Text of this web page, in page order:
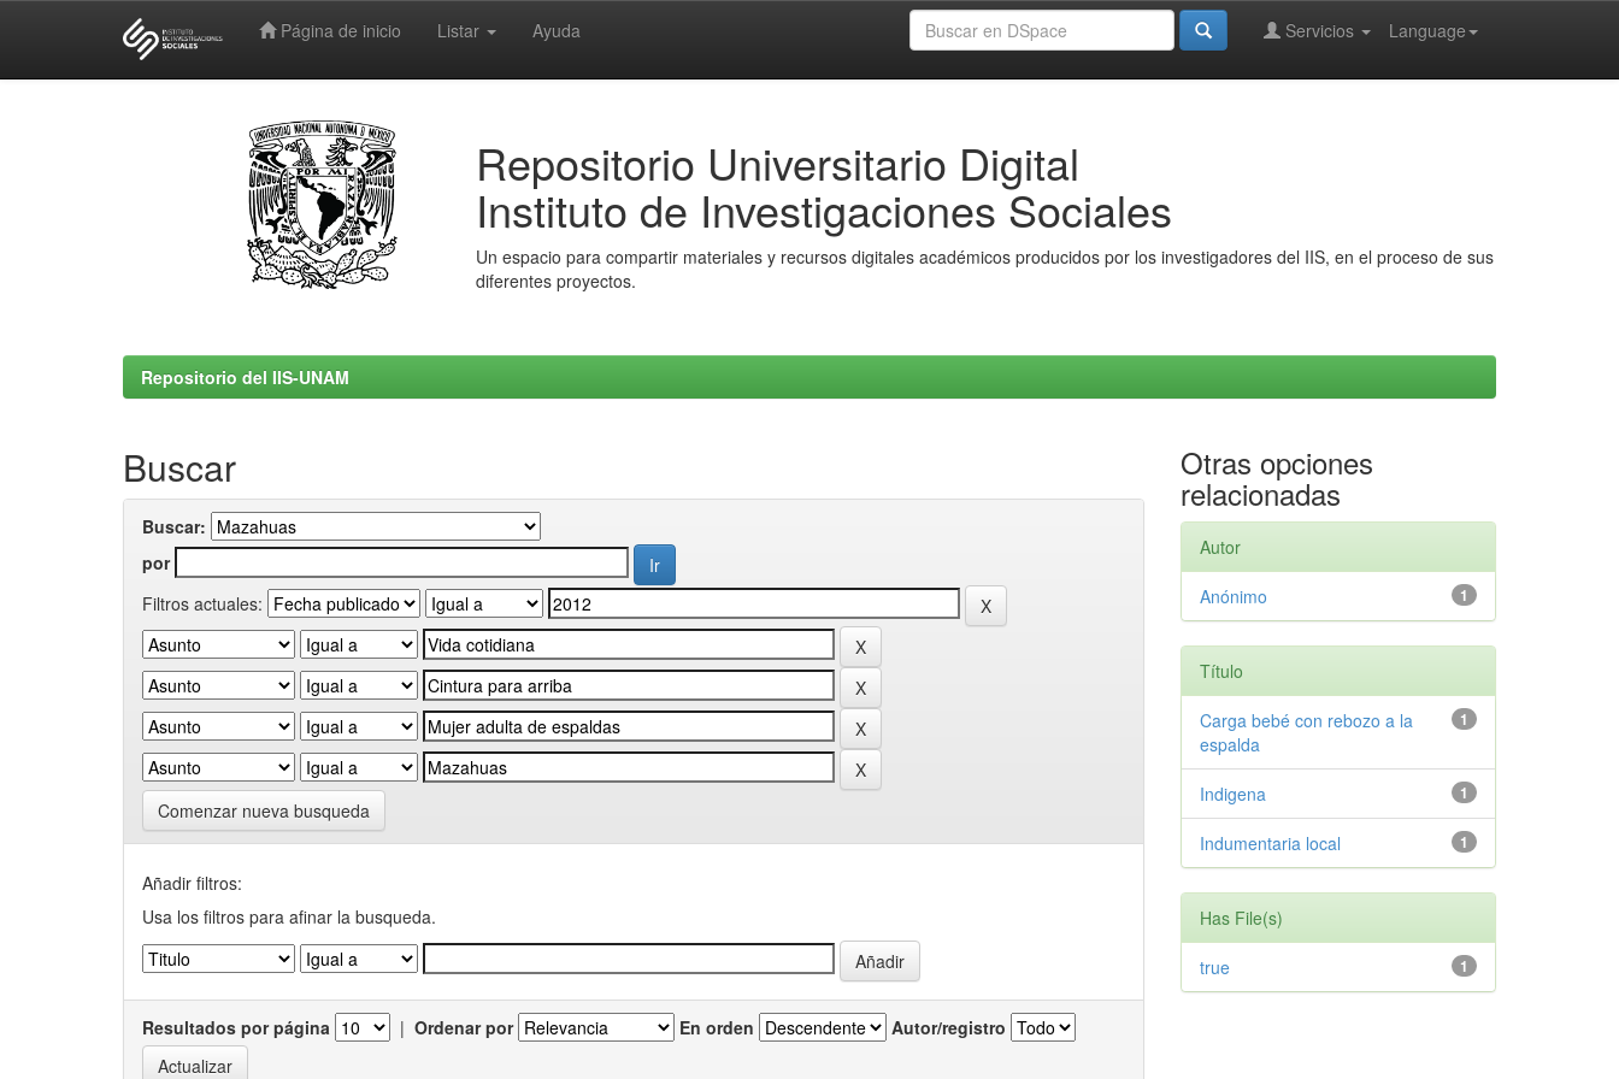
Página de inicio Listar Ayuda Language
Servicios
Repositorio Universitario Digital
Instituto de Investigaciones Sociales
Un espacio para compartir materiales y recursos digitales académicos producidos por los investigadores del IIS, en el proceso de sus
diferentes proyectos.
Repositorio del IIS-UNAM
Buscar
Buscar:
por
Filtros actuales:
Comenzar nueva busqueda
Añadir filtros:
Usa los filtros para afinar la busqueda.
Resultados por página | Ordenar por En orden Autor/registro
Otras opciones
relacionadas
Autor
1
Anónimo
Título
1
Carga bebé con rebozo a la
espalda
1
Indigena
1
Indumentaria local
Has File(s)
1
true